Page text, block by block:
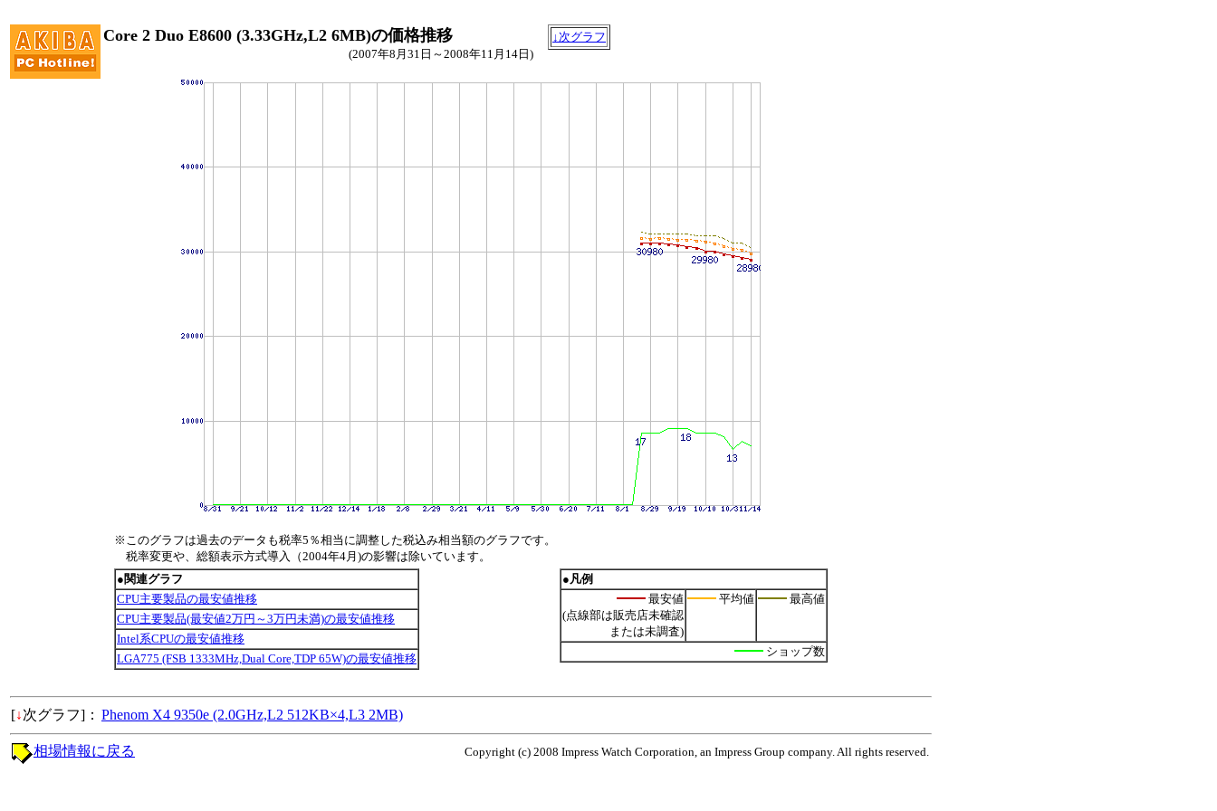
Core 2 Duo E8600 (3.33GHz,L2 6MB)の価格推移
↓次グラフ
(2007年8月31日～2008年11月14日)
※このグラフは過去のデータも税率5％相当に調整した税込み相当額のグラフです。
税率変更や、総額表示方式導入（2004年4月)の影響は除いています。
●関連グラフ
CPU主要製品の最安値推移
CPU主要製品(最安値2万円～3万円未満)の最安値推移
Intel系CPUの最安値推移
LGA775 (FSB 1333MHz,Dual Core,TDP 65W)の最安値推移
●凡例
最安値
(点線部は販売店未確認
または未調査)
平均値 最高値
ショップ数
[↓次グラフ]： Phenom X4 9350e (2.0GHz,L2 512KB×4,L3 2MB)
Copyright (c) 2008 Impress Watch Corporation, an Impress Group company. All rights reserved.
相場情報に戻る